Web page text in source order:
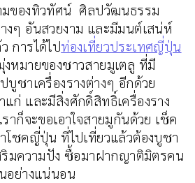
มของทิวทัศน์ ศิลปวัฒนธรรม
งๆ อันสวยงาม และมีมนต์เสน่ห์
การได้ไปท่องเที่ยวประเทศญี่ปุ่น
หมายของชาวสายมูเตลู ที่มี
บูชาเครื่องรางต่างๆ อีกด้วย
ก่ และมีสิ่งศักดิ์สิทธิ์เครื่องราง
าก็จะขอเอาใจสายมูกันด้วย เช็ค
โชคญี่ปุ่น ที่ไปเที่ยวแล้วต้องบูชา
ริมความปัง ซื้อมาฝากญาติมิตรคน
อย่างแน่นอน